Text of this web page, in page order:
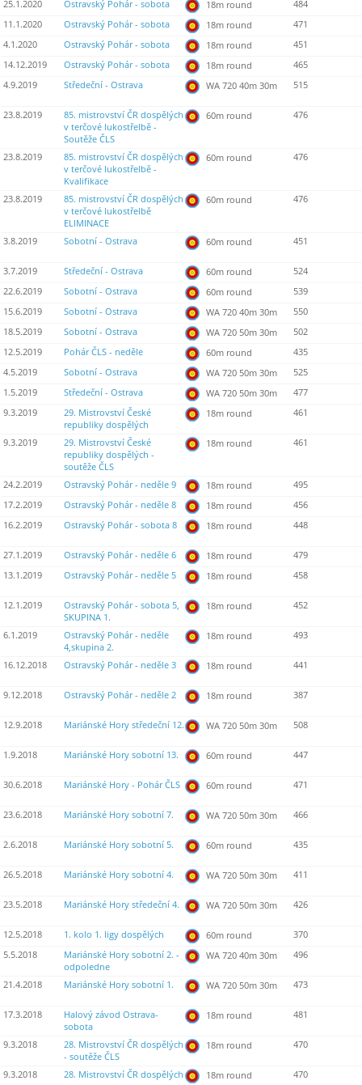
25.1.2020 Ostravský Pohár - sobota 18m round
484
11.1.2020
Ostravský Pohár - sobota 18m round
471
4.1.2020
Ostravský Pohár - sobota 18m round
451
14.12.2019
Ostravský Pohár - sobota 18m round
465
4.9.2019
Středeční - Ostrava WA 720 40m 30m 515
23.8.2019
85. mistrovství ČR dospělých
v terčové lukostřelbě -
Soutěže ČLS
60m round 476
23.8.2019
85. mistrovství ČR dospělých
v terčové lukostřelbě -
Kvalifikace
60m round 476
23.8.2019
85. mistrovství ČR dospělých
v terčové lukostřelbě
ELIMINACE
60m round 476
3.8.2019 Sobotní - Ostrava 60m round 451
3.7.2019 Středeční - Ostrava 60m round
524
22.6.2019
Sobotní - Ostrava 60m round
539
15.6.2019
Sobotní - Ostrava WA 720 40m 30m
550
18.5.2019
Sobotní - Ostrava WA 720 50m 30m
502
12.5.2019
Pohár ČLS - neděle 60m round
435
4.5.2019
Sobotní - Ostrava WA 720 50m 30m
525
1.5.2019
Středeční - Ostrava WA 720 50m 30m
477
9.3.2019
29. Mistrovství České
republiky dospělých
18m round 461
9.3.2019
29. Mistrovství České
republiky dospělých -
soutěže ČLS
18m round 461
24.2.2019 Ostravský Pohár - neděle 9 18m round
495
17.2.2019
Ostravský Pohár - neděle 8 18m round
456
16.2.2019
Ostravský Pohár - sobota 8 18m round 448
27.1.2019 Ostravský Pohár - neděle 6 18m round
479
13.1.2019
Ostravský Pohár - neděle 5 18m round 458
12.1.2019
Ostravský Pohár - sobota 5,
SKUPINA 1.
18m round 452
6.1.2019
Ostravský Pohár - neděle
4,skupina 2.
18m round 493
16.12.2018 Ostravský Pohár - neděle 3 18m round 441
9.12.2018 Ostravský Pohár - neděle 2 18m round 387
12.9.2018 Mariánské Hory středeční 12. WA 720 50m 30m 508
1.9.2018 Mariánské Hory sobotní 13. 60m round 447
30.6.2018 Mariánské Hory - Pohár ČLS 60m round 471
23.6.2018 Mariánské Hory sobotní 7. WA 720 50m 30m 466
2.6.2018 Mariánské Hory sobotní 5. 60m round 435
26.5.2018 Mariánské Hory sobotní 4. WA 720 50m 30m 411
23.5.2018 Mariánské Hory středeční 4. WA 720 50m 30m 426
12.5.2018 1. kolo 1. ligy dospělých 60m round
370
5.5.2018
Mariánské Hory sobotní 2. -
odpoledne
WA 720 40m 30m 496
21.4.2018 Mariánské Hory sobotní 1. WA 720 50m 30m 473
17.3.2018
Halový závod Ostrava-
sobota
18m round 481
9.3.2018
28. Mistrovství ČR dospělých
- soutěže ČLS
18m round 470
9.3.2018 28. Mistrovství ČR dospělých 18m round
470